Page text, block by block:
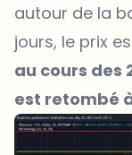
autour de la
jours, le prix
au cours des
est retombé